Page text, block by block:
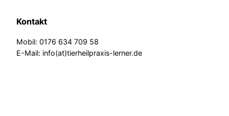
Kontakt
Mobil: 0176 634 709 58
E-Mail: info(at)tierheilpraxis-lerner.de